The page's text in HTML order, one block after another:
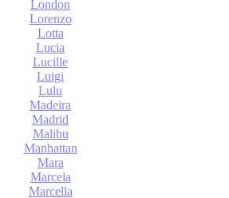
London
Lorenzo
Lotta
Lucia
Lucille
Luigi
Lulu
Madeira
Madrid
Malibu
Manhattan
Mara
Marcela
Marcella